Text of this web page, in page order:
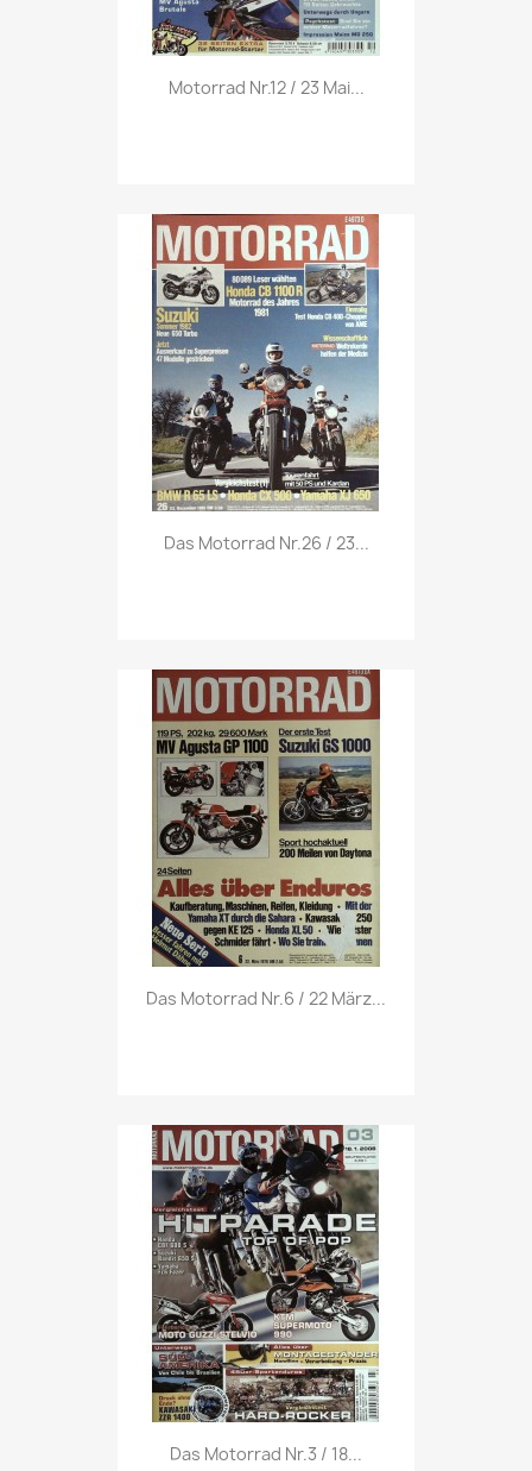
Vorschau
Motorrad Nr.12 / 23 Mai...
Vorschau
Das Motorrad Nr.26 / 23...
Vorschau
Das Motorrad Nr.6 / 22 März...
Vorschau
Das Motorrad Nr.3 / 18...